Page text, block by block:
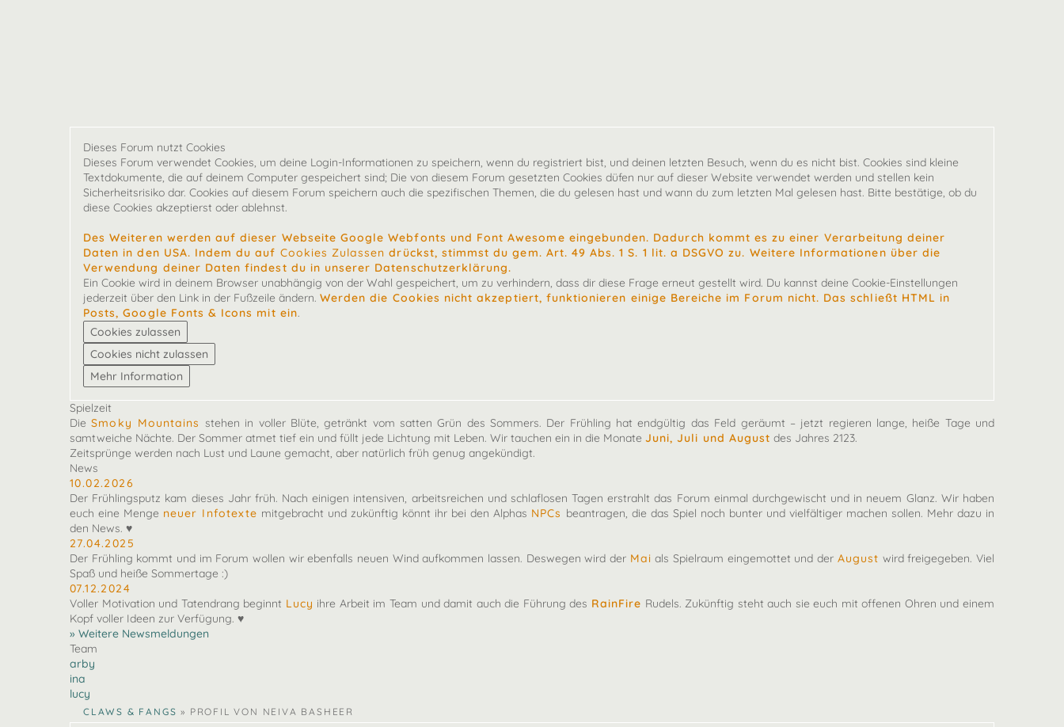
Dieses Forum nutzt Cookies
Dieses Forum verwendet Cookies, um deine Login-Informationen zu speichern, wenn du registriert bist, und deinen letzten Besuch, wenn du es nicht bist. Cookies sind kleine
Textdokumente, die auf deinem Computer gespeichert sind; Die von diesem Forum gesetzten Cookies düfen nur auf dieser Website verwendet werden und stellen kein
Sicherheitsrisiko dar. Cookies auf diesem Forum speichern auch die spezifischen Themen, die du gelesen hast und wann du zum letzten Mal gelesen hast. Bitte bestätige, ob du
diese Cookies akzeptierst oder ablehnst.
Des Weiteren werden auf dieser Webseite Google Webfonts und Font Awesome eingebunden. Dadurch kommt es zu einer Verarbeitung deiner
Daten in den USA. Indem du auf Cookies Zulassen drückst, stimmst du gem. Art. 49 Abs. 1 S. 1 lit. a DSGVO zu. Weitere Informationen über die
Verwendung deiner Daten findest du in unserer Datenschutzerklärung.
Ein Cookie wird in deinem Browser unabhängig von der Wahl gespeichert, um zu verhindern, dass dir diese Frage erneut gestellt wird. Du kannst deine Cookie-Einstellungen
jederzeit über den Link in der Fußzeile ändern. Werden die Cookies nicht akzeptiert, funktionieren einige Bereiche im Forum nicht. Das schließt HTML in
Posts, Google Fonts & Icons mit ein.
Spielzeit
DieSmoky Mountains stehen in voller Blüte, getränkt vom satten Grün des Sommers. Der Frühling hat endgültig das Feld geräumt – jetzt regieren lange, heiße Tage und
samtweiche Nächte. Der Sommer atmet tief ein und füllt jede Lichtung mit Leben. Wir tauchen ein in die Monate Juni, Juli und August des Jahres 2123.
Zeitsprünge werden nach Lust und Laune gemacht, aber natürlich früh genug angekündigt.
News
10.02.2026
Der Frühlingsputz kam dieses Jahr früh. Nach einigen intensiven, arbeitsreichen und schlaflosen Tagen erstrahlt das Forum einmal durchgewischt und in neuem Glanz. Wir haben
euch eine Menge neuer Infotexte mitgebracht und zukünftig könnt ihr bei den Alphas NPCs beantragen, die das Spiel noch bunter und vielfältiger machen sollen. Mehr dazu in
den News. ♥
27.04.2025
Der Frühling kommt und im Forum wollen wir ebenfalls neuen Wind aufkommen lassen. Deswegen wird der Mai als Spielraum eingemottet und der August wird freigegeben. Viel
Spaß und heiße Sommertage :)
07.12.2024
Voller Motivation und Tatendrang beginnt Lucy ihre Arbeit im Team und damit auch die Führung des RainFire Rudels. Zukünftig steht auch sie euch mit offenen Ohren und einem
Kopf voller Ideen zur Verfügung. ♥
» Weitere Newsmeldungen
Team
arby
ina
lucy
CLAWS & FANGS » PROFIL VON NEIVA BASHEER